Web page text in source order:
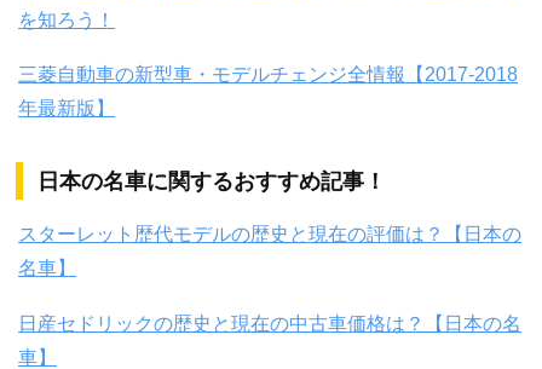
を知ろう！
三菱自動車の新型車・モデルチェンジ全情報【2017-2018
年最新版】
日本の名車に関するおすすめ記事！
スターレット歴代モデルの歴史と現在の評価は？【日本の
名車】
日産セドリックの歴史と現在の中古車価格は？【日本の名
車】